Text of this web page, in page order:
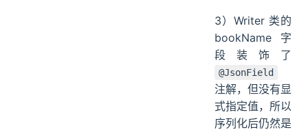
3）Writer 类的
bookName 字
段装饰了
@JsonField
注解，但没有显
式指定值，所以
序列化后仍然是